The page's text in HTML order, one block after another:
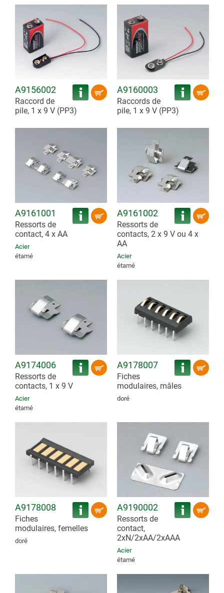
A9156002
Raccord de
pile, 1 x 9 V (PP3)
A9160003
Raccords de
pile, 1 x 9 V (PP3)
A9161001
Ressorts de
contact, 4 x AA
Acier
étamé
A9161002
Ressorts de
contacts, 2 x 9 V ou 4 x
AA
Acier
étamé
A9174006
Ressorts de
contacts, 1 x 9 V
Acier
étamé
A9178007
Fiches
modulaires, mâles
doré
A9178008
Fiches
modulaires, femelles
doré
A9190002
Ressorts de
contact,
2xN/2xAA/2xAAA
Acier
étamé